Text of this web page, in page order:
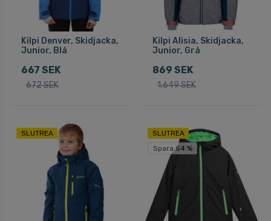
Kilpi Denver, Skidjacka,
Junior, Blå
667 SEK
672 SEK
Kilpi Alisia, Skidjacka,
Junior, Grå
869 SEK
1.649 SEK
SLUTREA
SLUTREA
Spara 54 %